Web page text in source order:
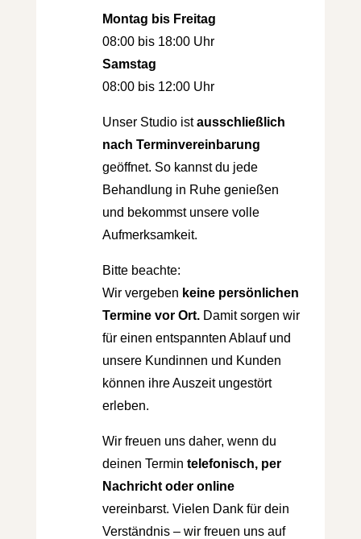
Montag bis Freitag
08:00 bis 18:00 Uhr
Samstag
08:00 bis 12:00 Uhr
Unser Studio istausschließlich
nach Termin­vereinbarung
geöffnet. So kannst du jede
Behandlung in Ruhe genießen
und bekommst unsere volle
Aufmerksamkeit.
Bitte beachte:
Wir vergeben keine persönlichen
Termine vor Ort. Damit sorgen wir
für einen entspannten Ablauf und
unsere Kundinnen und Kunden
können ihre Auszeit ungestört
erleben.
Wir freuen uns daher, wenn du
deinen Termin telefonisch, per
Nachricht oder online
vereinbarst. Vielen Dank für dein
Verständnis – wir freuen uns auf